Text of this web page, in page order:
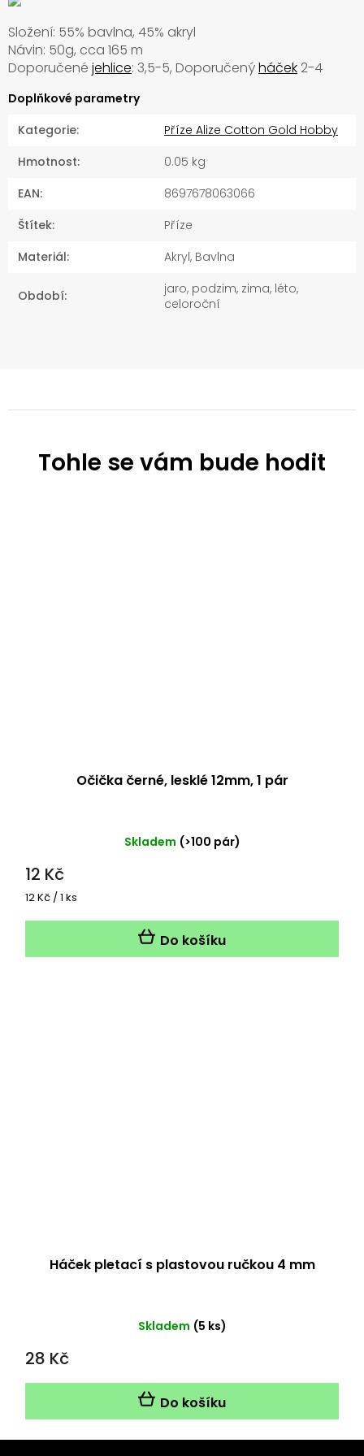
Očička černé, lesklé 12mm, 1 pár
Skladem (>100 pár)
12 Kč
Měrná
12 Kč / 1 ks
Do košíku
Háček pletací s plastovou ručkou 4 mm
Skladem (5 ks)
28 Kč
Do košíku
Složení: 55% bavlna, 45% akryl
Návin: 50g, cca 165 m
Doporučené jehlice: 3,5-5, Doporučenýháček 2-4
Doplňkové parametry
Kategorie:
Příze Alize Cotton Gold Hobby
Hmotnost:
0.05 kg
EAN:
8697678063066
Štítek:
Příze
Materiál: Akryl, Bavlna
Období:
jaro, podzim, zima, léto,
celoroční